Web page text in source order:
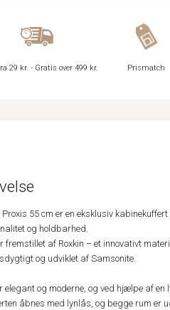
29 kr. - Gratis over 499 kr. Prismatch
55 cm er en eksklusiv
og holdbarhed.
fremstillet af Roxkin – et innovativt
og udviklet af Samsonite.
elegant og moderne, og ved hjælpe af
åbnes med lynlås, og begge rum er